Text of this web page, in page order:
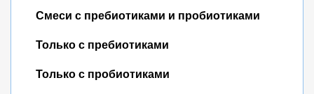
Смеси с пребиотиками и пробиотиками
Только с пребиотиками
Только с пробиотиками